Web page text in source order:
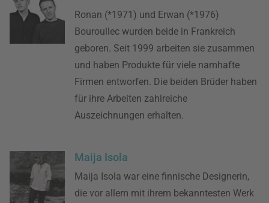
Ronan (*1971) und Erwan (*1976)
Bouroullec wurden beide in Frankreich
geboren. Seit 1999 arbeiten sie zusammen
und haben Produkte für viele namhafte
Firmen entworfen. Die beiden Brüder haben
für ihre Arbeiten zahlreiche
Auszeichnungen erhalten.
Maija Isola
Maija Isola war eine finnische Designerin,
die vor allem mit ihrem bekanntesten Werk